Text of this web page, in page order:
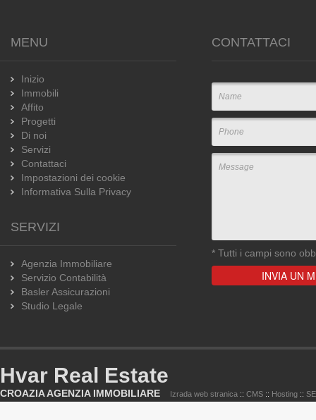
MENU
Inizio
Immobili
Affito
Progetti
Di noi
Servizi
Contattaci
Impostazioni dei cookie
Informativa Sulla Privacy
SERVIZI
Agenzia Immobiliare
Servizio Contabilità
Basler Assicurazioni
Studio Legale
CONTATTACI
* Tutti i campi sono
Hvar Real Estate
CROAZIA AGENZIA IMMOBILIARE Izrada web stranica :: CMS :: Hosting ::